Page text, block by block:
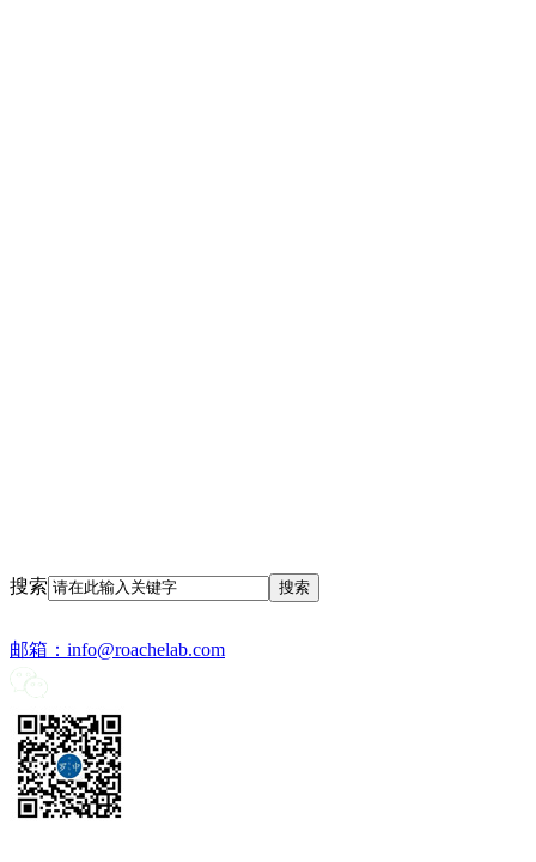
搜索
邮箱： info@roachelab.com‍